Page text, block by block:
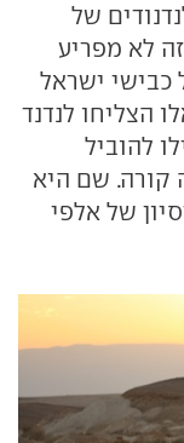
של
מהמקרים זה לא מפריע
כבישי ישראל
הצליחו לנדנד
להוביל
קורה. שם היא
של אלפי